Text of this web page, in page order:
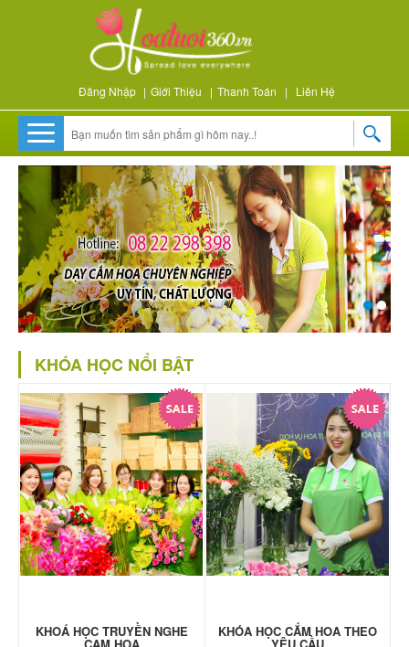
Đăng Nhập | Giới Thiệu | Thanh Toán | Liên Hệ
KHÓA HỌC NỔI BẬT
KHOÁ HỌC TRUYỀN NGHE KHÓA HỌC CẮM HOA THEO